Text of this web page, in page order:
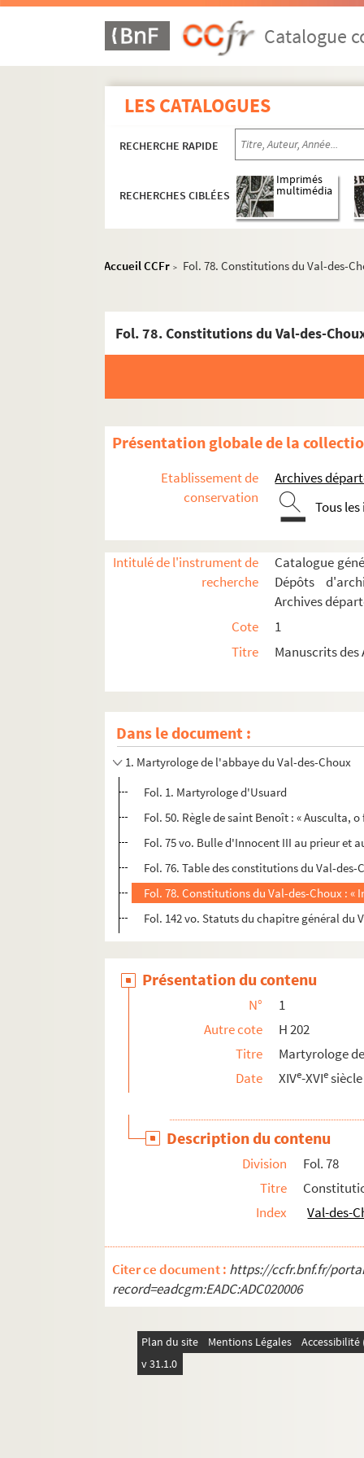
Catalogue
LES CATALOGUES
RECHERCHE RAPIDE
RECHERCHES CIBLÉES
Imprimés
multimédia
Accueil CCFr > Fol. 78. Constitutions du Val-des-
Fol. 78. Constitutions du Val-des-
Présentation globale de la
Etablissement de
conservation
Archives
Tous
Intitulé de l'instrument de
recherche
Catalogue
Dépôts
Archives
Cote
1
Titre
Manuscrits
Dans le document :
1. Martyrologe de l'abbaye du Val-des-Choux
Fol. 1. Martyrologe d'Usuard
Fol. 50. Règle de saint Benoît : « Ausculta,
Fol. 75 vo. Bulle d'Innocent III au prieur et
Fol. 76. Table des constitutions du Val-des-
Fol. 78. Constitutions du Val-des-Choux : «
Fol. 142 vo. Statuts du chapitre général du
Présentation du contenu
N°
1
Autre cote
H 202
Titre
Martyrologe
Date
XIVe-XVIesiècle
Description du contenu
Division
Fol. 78
Titre
Index
Val-des-
Citer ce document : https://ccfr.bnf.fr/
record=eadcgm:EADC:ADC020006
Plan du site Mentions Légales
v 31.1.0